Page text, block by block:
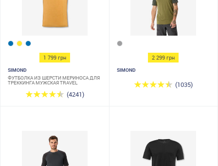
1 799 грн
SIMOND
ФУТБОЛКА ИЗ ШЕРСТИ МЕРИНОСА ДЛЯ
ТРЕККИНГА МУЖСКАЯ TRAVEL
(4241)
2 299 грн
SIMOND
(1035)